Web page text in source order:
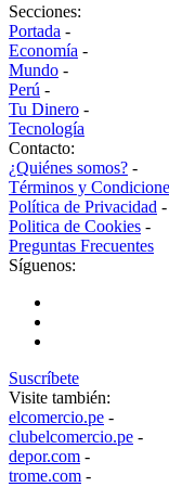
Secciones:
Portada -
Economía -
Mundo -
Perú -
Tu Dinero -
Tecnología
Contacto:
¿Quiénes somos? -
Términos y
Política de Privacidad -
Politica de Cookies -
Preguntas Frecuentes
Síguenos:
Suscríbete
Visite también:
elcomercio.pe -
clubelcomercio.pe -
depor.com -
trome.com -